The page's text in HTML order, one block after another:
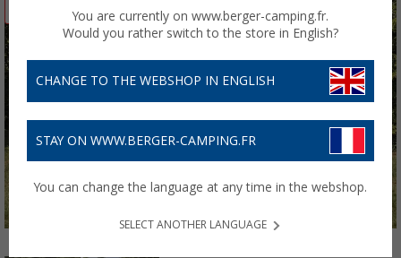
You are currently on www.berger-camping.fr.
Would you rather switch to the store in English?
CHANGE TO THE WEBSHOP IN ENGLISH
STAY ON WWW.BERGER-CAMPING.FR
You can change the language at any time in the webshop.
SELECT ANOTHER LANGUAGE